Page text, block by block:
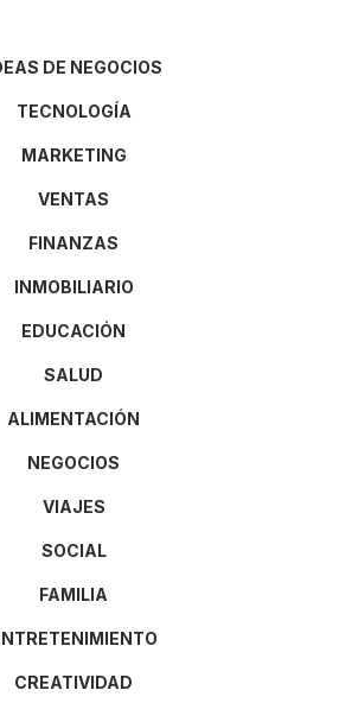
DE NEGOCIOS
TECNOLOGÍA
MARKETING
VENTAS
FINANZAS
INMOBILIARIO
EDUCACIÓN
SALUD
ALIMENTACIÓN
NEGOCIOS
VIAJES
SOCIAL
FAMILIA
CREATIVIDAD